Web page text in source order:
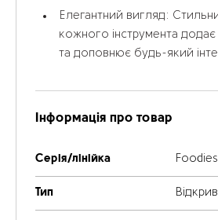
Елегантний вигляд:
кожного інструмента
та доповнює будь-який
Інформація про товар
Серія/лінійка
Тип